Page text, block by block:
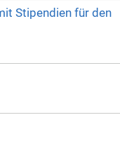
Stipendien für den